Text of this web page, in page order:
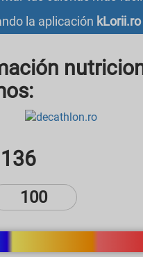
la aplicación kLorii.ro
136